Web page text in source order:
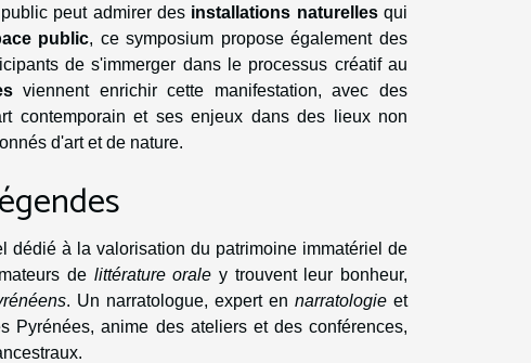
peut admirer des installations naturellesqui
public, ce symposium propose également des
de s'immerger dans le processus créatif au
viennent enrichir cette manifestation, avec des
contemporain et ses enjeux dans des lieux non
d'art et de nature.
à la valorisation du patrimoine immatériel de
de littérature orale y trouvent leur bonheur,
. Un narratologue, expert ennarratologie et
Pyrénées, anime des ateliers et des conférences,